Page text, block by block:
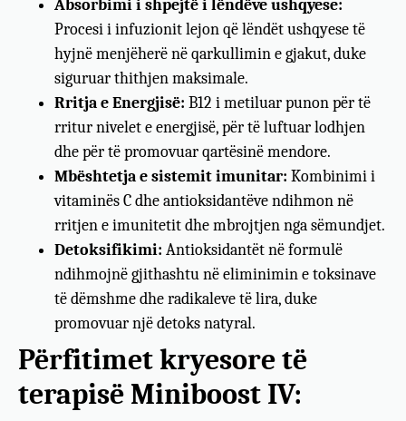
Absorbimi i shpejtë i lëndëve ushqyese:
Procesi i infuzionit lejon që lëndët ushqyese të
hyjnë menjëherë në qarkullimin e gjakut, duke
siguruar thithjen maksimale.
Rritja e Energjisë: B12 i metiluar punon për të
rritur nivelet e energjisë, për të luftuar lodhjen
dhe për të promovuar qartësinë mendore.
Mbështetja e sistemit imunitar: Kombinimi i
vitaminës C dhe antioksidantëve ndihmon në
rritjen e imunitetit dhe mbrojtjen nga sëmundjet.
Detoksifikimi: Antioksidantët në formulë
ndihmojnë gjithashtu në eliminimin e toksinave
të dëmshme dhe radikaleve të lira, duke
promovuar një detoks natyral.
Përfitimet kryesore të
terapisë Miniboost IV: